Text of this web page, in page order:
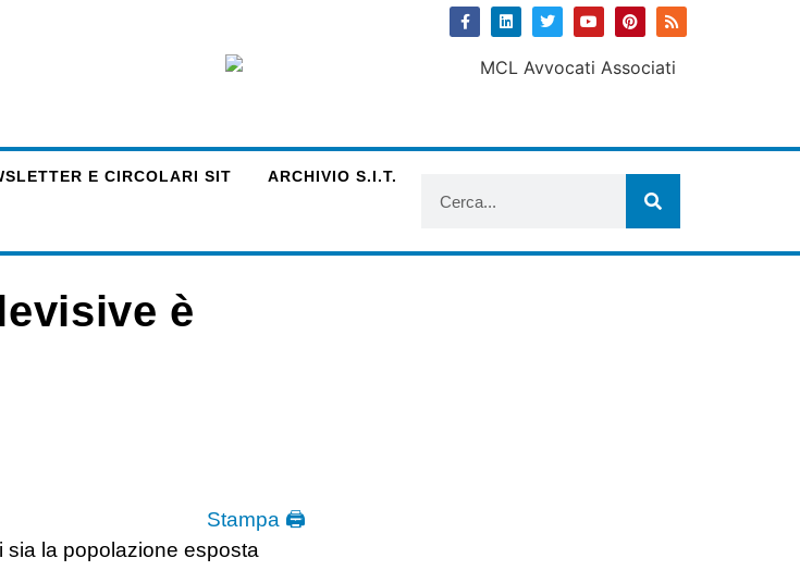
E CIRCOLARI SIT ARCHIVIO S.I.T.
è
Stampa 🖨
sia la popolazione esposta